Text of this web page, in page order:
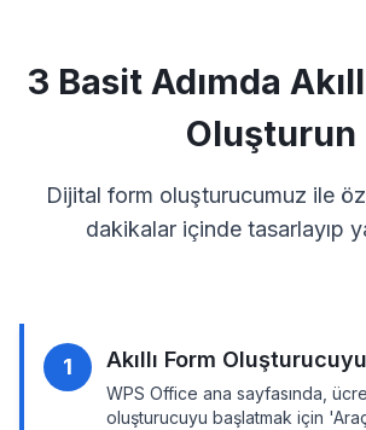
3 Basit Adımda
Oluşturun
Dijital form oluşturucumuz ile
dakikalar içinde tasarlayıp
1 Akıllı Form
WPS Office ana sayfasında,
oluşturucuyu başlatmak için